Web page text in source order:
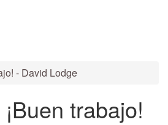
- David Lodge
trabajo!